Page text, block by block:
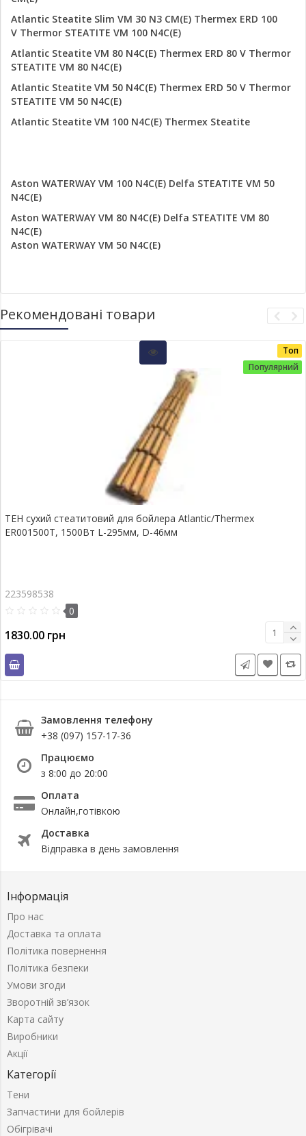
Atlantic Steatite Slim VM 30 N3 CM(E) Thermex ERD 100
V Thermor STEATITE VM 100 N4C(E)
Atlantic Steatite VM 80 N4C(E) Thermex ERD 80 V Thermor
STEATITE VM 80 N4C(E)
Atlantic Steatite VM 50 N4C(E) Thermex ERD 50 V Thermor
STEATITE VM 50 N4C(E)
Atlantic Steatite VM 100 N4C(E) Thermex Steatite
Aston WATERWAY VM 100 N4C(E) Delfa STEATITE VM 50
N4C(E)
Aston WATERWAY VM 80 N4C(E) Delfa STEATITE VM 80
N4C(E)
Aston WATERWAY VM 50 N4C(E)
Рекомендовані товари
Топ
Популярний
ТЕН сухий стеатитовий для бойлера Atlantic/Thermex
ER001500T, 1500Вт L-295мм, D-46мм
223598538
0
1830.00 грн
Замовлення телефону
+38 (097) 157-17-36
Працюємо
з 8:00 до 20:00
Оплата
Онлайн,готівкою
Доставка
Відправка в день замовлення
Інформація
Про нас
Доставка та оплата
Політика повернення
Політика безпеки
Умови згоди
Зворотній зв’язок
Карта сайту
Виробники
Акції
Категорії
Тени
Запчастини для бойлерів
Обігрівачі